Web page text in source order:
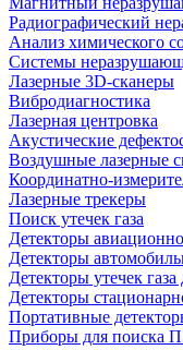
Радиографический
Анализ химического
Системы
Лазерные 3D-сканеры
Вибродиагностика
Лазерная центровка
Акустические
Воздушные лазерные
Координатно-
Лазерные трекеры
Поиск утечек газа
Детекторы
Детекторы
Детекторы утечек
Детекторы
Портативные
Приборы для поиска